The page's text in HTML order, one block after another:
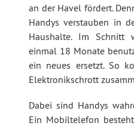
an der Havel fördert.
Handys verstauben in
Haushalte. Im Schnitt
einmal 18 Monate
ein neues ersetzt. So
Elektronikschrott
Dabei sind Handys
Ein Mobiltelefon